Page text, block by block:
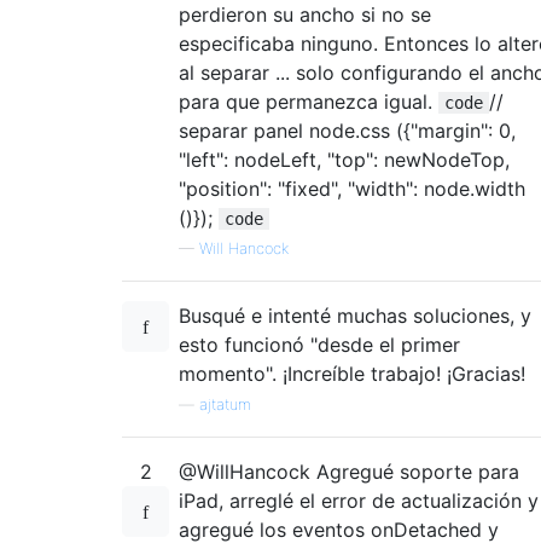
perdieron su ancho si no se
especificaba ninguno. Entonces lo
al separar ... solo configurando el
para que permanezca igual.
code //
separar panel node.css ({"margin": 0,
"left": nodeLeft, "top": newNodeTop,
"position": "fixed", "width": node.width
()});
code
— Will Hancock
Busqué e intenté muchas soluciones, y
esto funcionó "desde el primer
momento". ¡Increíble trabajo! ¡Gracias!
ajtatum
2
@WillHancock Agregué soporte para
iPad, arreglé el error de actualización y
agregué los eventos onDetached y